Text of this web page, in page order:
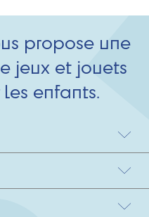
propose une
jeux et jouets
enfants.